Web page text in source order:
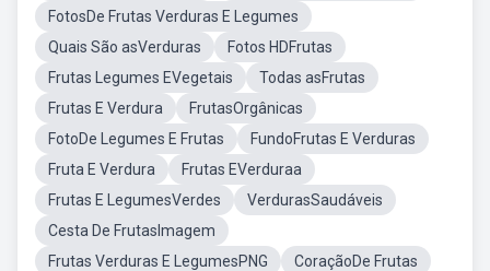
FotosDe Frutas Verduras E Legumes
Quais São asVerduras
Fotos HDFrutas
Frutas Legumes EVegetais
Todas asFrutas
Frutas E Verdura
FrutasOrgânicas
FotoDe Legumes E Frutas
FundoFrutas E Verduras
Fruta E Verdura
Frutas EVerduraa
Frutas E LegumesVerdes
VerdurasSaudáveis
Cesta De FrutasImagem
Frutas Verduras E LegumesPNG
CoraçãoDe Frutas